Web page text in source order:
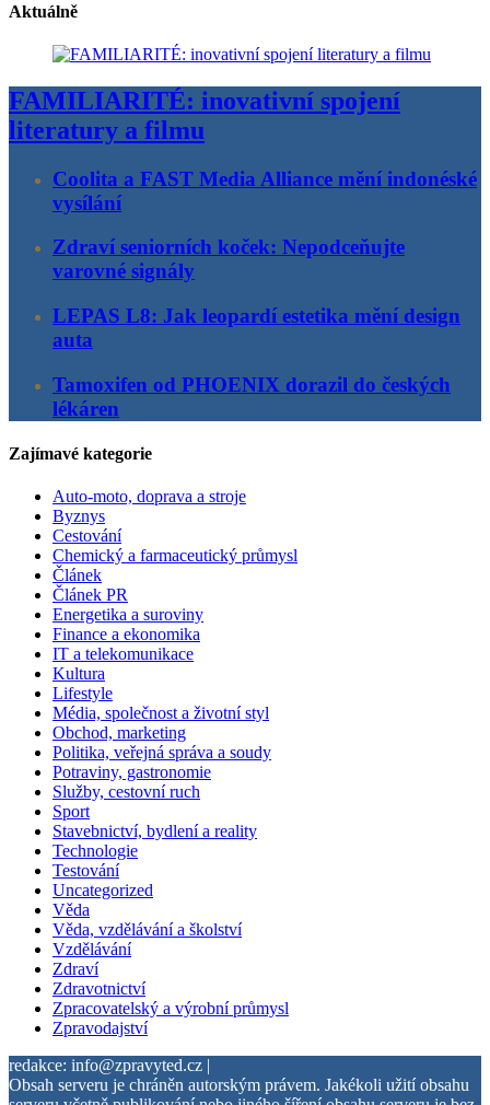
Aktuálně
FAMILIARITÉ: inovativní spojení
literatury a filmu
Coolita a FAST Media Alliance mění indonéské
vysílání
Zdraví seniorních koček: Nepodceňujte
varovné signály
LEPAS L8: Jak leopardí estetika mění design
auta
Tamoxifen od PHOENIX dorazil do českých
lékáren
Zajímavé kategorie
Auto-moto, doprava a stroje
Byznys
Cestování
Chemický a farmaceutický průmysl
Článek
Článek PR
Energetika a suroviny
Finance a ekonomika
IT a telekomunikace
Kultura
Lifestyle
Média, společnost a životní styl
Obchod, marketing
Politika, veřejná správa a soudy
Potraviny, gastronomie
Služby, cestovní ruch
Sport
Stavebnictví, bydlení a reality
Technologie
Testování
Uncategorized
Věda
Věda, vzdělávání a školství
Vzdělávání
Zdraví
Zdravotnictví
Zpracovatelský a výrobní průmysl
Zpravodajství
redakce: info@zpravyted.cz |
Obsah serveru je chráněn autorským právem. Jakékoli užití obsahu